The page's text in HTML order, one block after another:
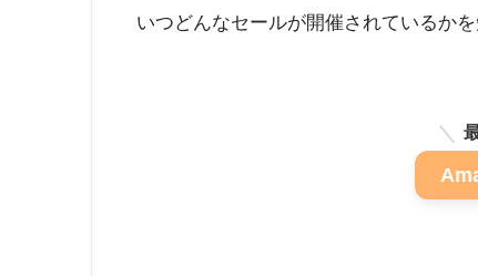
いつどんなセールが開催されているかを